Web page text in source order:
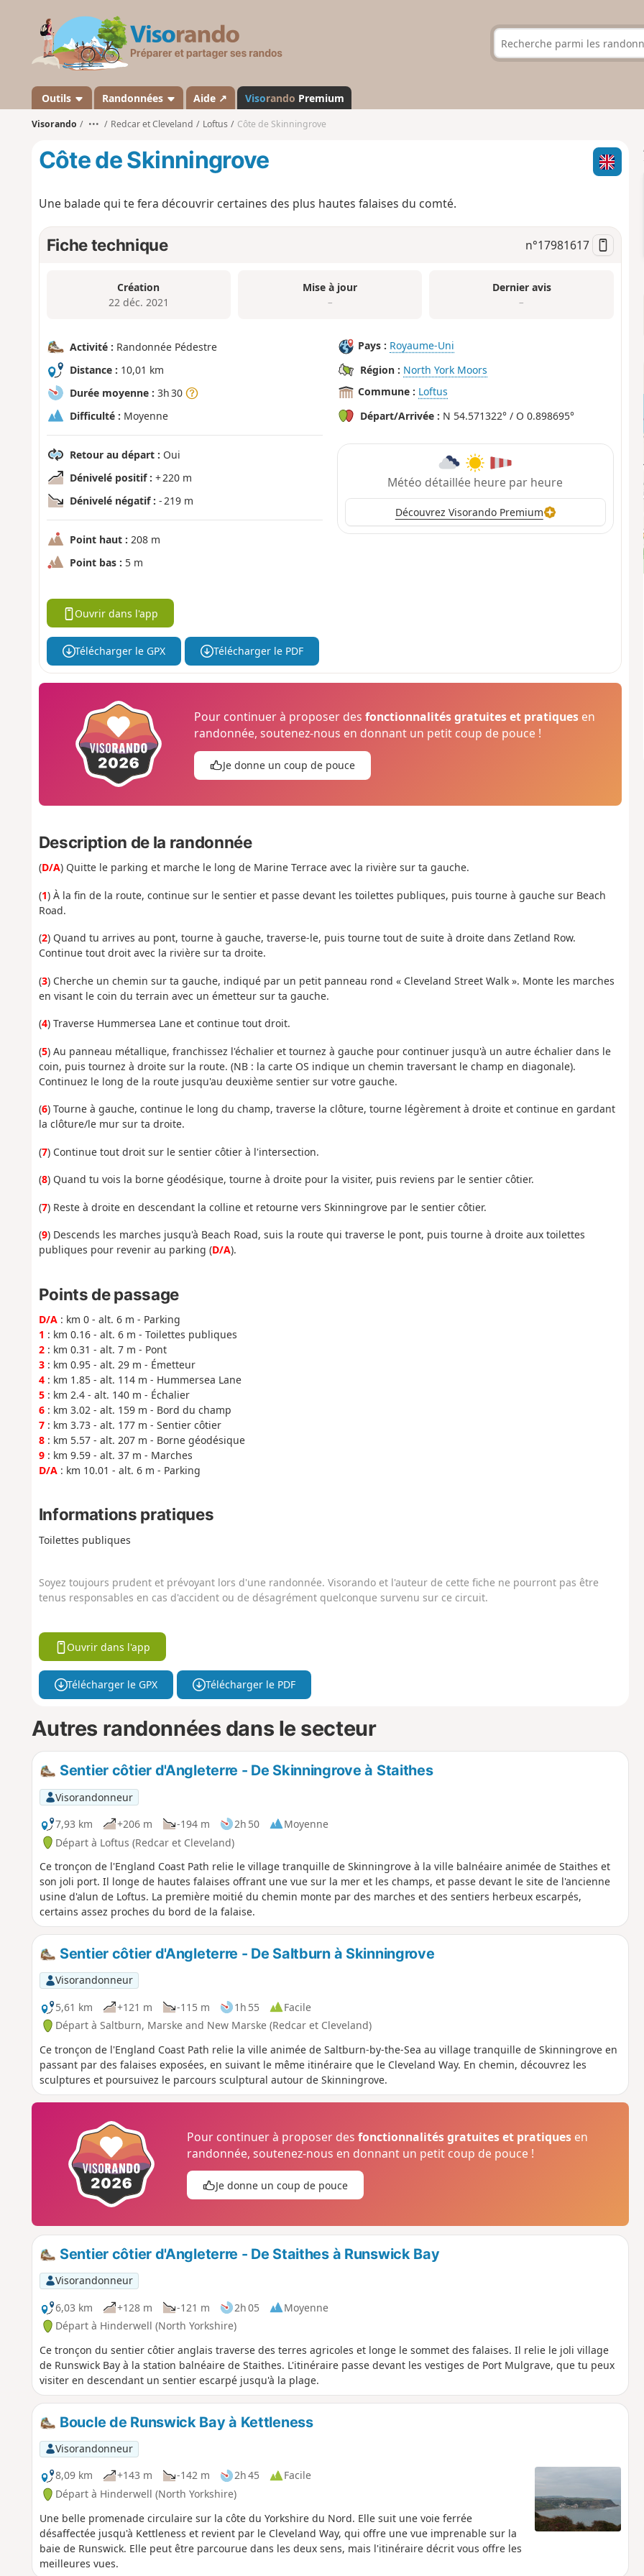
s
a
n
d
Outils Randonnées Aide ↗ Visorando Premium
Visorando ••• Redcar et Cleveland Loftus Côte de Skinningrove
Côte de Skinningrove
Une balade qui te fera découvrir certaines des plus hautes falaises du comté.
Fiche technique n°17981617
Création
22 déc. 2021
Mise à jour
–
Dernier avis
–
Activité : Randonnée Pédestre
Distance : 10,01 km
Durée moyenne : 3h 30
Difficulté : Moyenne
Retour au départ : Oui
Dénivelé positif : + 220 m
Dénivelé négatif : - 219 m
Point haut : 208 m
Point bas : 5 m
Pays : Royaume-Uni
Région : North York Moors
Commune : Loftus
Départ/Arrivée : N 54.571322° / O 0.898695°
Météo détaillée heure par heure
Découvrez Visorando Premium
Ouvrir dans l'app
Télécharger le GPX Télécharger le PDF
Pour continuer à proposer desfonctionnalités gratuites et pratiques en
randonnée, soutenez-nous en donnant un petit coup de pouce !
Je donne un coup de pouce
Description de la randonnée
(D/A) Quitte le parking et marche le long de Marine Terrace avec la rivière sur ta gauche.
(1) À la fin de la route, continue sur le sentier et passe devant les toilettes publiques, puis tourne à gauche sur Beach
Road.
(2) Quand tu arrives au pont, tourne à gauche, traverse-le, puis tourne tout de suite à droite dans Zetland Row.
Continue tout droit avec la rivière sur ta droite.
(3) Cherche un chemin sur ta gauche, indiqué par un petit panneau rond « Cleveland Street Walk ». Monte les marches
en visant le coin du terrain avec un émetteur sur ta gauche.
(4) Traverse Hummersea Lane et continue tout droit.
(5) Au panneau métallique, franchissez l'échalier et tournez à gauche pour continuer jusqu'à un autre échalier dans le
coin, puis tournez à droite sur la route. (NB : la carte OS indique un chemin traversant le champ en diagonale).
Continuez le long de la route jusqu'au deuxième sentier sur votre gauche.
(6) Tourne à gauche, continue le long du champ, traverse la clôture, tourne légèrement à droite et continue en gardant
la clôture/le mur sur ta droite.
(7) Continue tout droit sur le sentier côtier à l'intersection.
(8) Quand tu vois la borne géodésique, tourne à droite pour la visiter, puis reviens par le sentier côtier.
(7) Reste à droite en descendant la colline et retourne vers Skinningrove par le sentier côtier.
(9) Descends les marches jusqu'à Beach Road, suis la route qui traverse le pont, puis tourne à droite aux toilettes
publiques pour revenir au parking (D/A).
Points de passage
D/A: km 0 - alt. 6 m - Parking
1 : km 0.16 - alt. 6 m - Toilettes publiques
2: km 0.31 - alt. 7 m - Pont
3: km 0.95 - alt. 29 m - Émetteur
4: km 1.85 - alt. 114 m - Hummersea Lane
5: km 2.4 - alt. 140 m - Échalier
6: km 3.02 - alt. 159 m - Bord du champ
7: km 3.73 - alt. 177 m - Sentier côtier
8: km 5.57 - alt. 207 m - Borne géodésique
9: km 9.59 - alt. 37 m - Marches
D/A: km 10.01 - alt. 6 m - Parking
Informations pratiques
Toilettes publiques
Soyez toujours prudent et prévoyant lors d'une randonnée. Visorando et l'auteur de cette fiche ne pourront pas être
tenus responsables en cas d'accident ou de désagrément quelconque survenu sur ce circuit.
Ouvrir dans l'app
Télécharger le GPX Télécharger le PDF
Autres randonnées dans le secteur
Sentier côtier d'Angleterre - De Skinningrove à Staithes
Visorandonneur
7,93 km
+206 m -194 m 2h 50
Moyenne
Départ à Loftus (Redcar et Cleveland)
Ce tronçon de l'England Coast Path relie le village tranquille de Skinningrove à la ville balnéaire animée de Staithes et
son joli port. Il longe de hautes falaises offrant une vue sur la mer et les champs, et passe devant le site de l'ancienne
usine d'alun de Loftus. La première moitié du chemin monte par des marches et des sentiers herbeux escarpés,
certains assez proches du bord de la falaise.
Sentier côtier d'Angleterre - De Saltburn à Skinningrove
Visorandonneur
5,61 km
+121 m -115 m 1h 55
Facile
Départ à Saltburn, Marske and New Marske (Redcar et Cleveland)
Ce tronçon de l'England Coast Path relie la ville animée de Saltburn-by-the-Sea au village tranquille de Skinningrove en
passant par des falaises exposées, en suivant le même itinéraire que le Cleveland Way. En chemin, découvrez les
sculptures et poursuivez le parcours sculptural autour de Skinningrove.
Pour continuer à proposer desfonctionnalités gratuites et pratiques en
randonnée, soutenez-nous en donnant un petit coup de pouce !
Je donne un coup de pouce
Sentier côtier d'Angleterre - De Staithes à Runswick Bay
Visorandonneur
6,03 km
+128 m -121 m 2h 05
Moyenne
Départ à Hinderwell (North Yorkshire)
Ce tronçon du sentier côtier anglais traverse des terres agricoles et longe le sommet des falaises. Il relie le joli village
de Runswick Bay à la station balnéaire de Staithes. L'itinéraire passe devant les vestiges de Port Mulgrave, que tu peux
visiter en descendant un sentier escarpé jusqu'à la plage.
Boucle de Runswick Bay à Kettleness
Visorandonneur
8,09 km
+143 m -142 m 2h 45
Facile
Départ à Hinderwell (North Yorkshire)
Une belle promenade circulaire sur la côte du Yorkshire du Nord. Elle suit une voie ferrée
désaffectée jusqu'à Kettleness et revient par le Cleveland Way, qui offre une vue imprenable sur la
baie de Runswick. Elle peut être parcourue dans les deux sens, mais l'itinéraire décrit vous offre les
meilleures vues.